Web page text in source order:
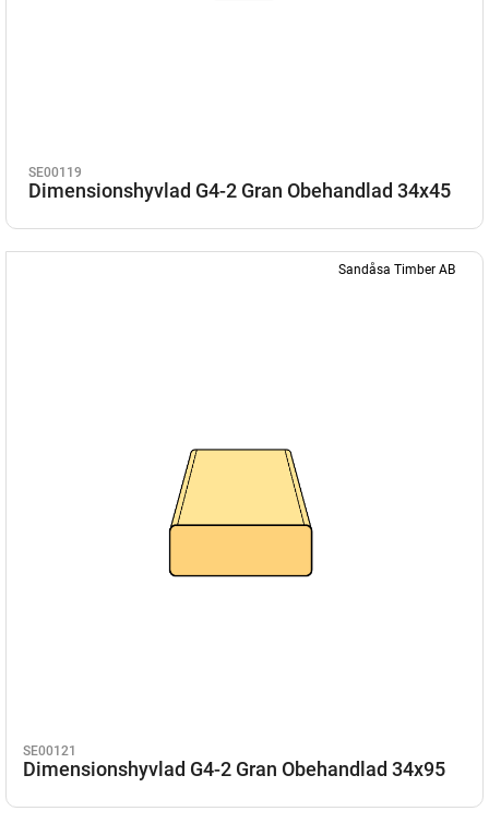
SE00119
Dimensionshyvlad G4-2 Gran Obehandlad 34x45
Sandåsa Timber AB
SE00121
Dimensionshyvlad G4-2 Gran Obehandlad 34x95